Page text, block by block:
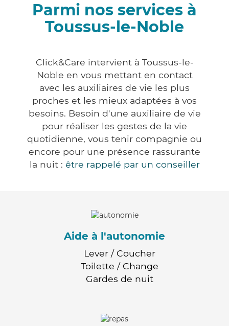
Parmi nos services à
Toussus-le-Noble
Click&Care intervient à Toussus-le-
Noble en vous mettant en contact
avec les auxiliaires de vie les plus
proches et les mieux adaptées à vos
besoins. Besoin d'une auxiliaire de vie
pour réaliser les gestes de la vie
quotidienne, vous tenir compagnie ou
encore pour une présence rassurante
la nuit : être rappelé par un conseiller
Aide à l'autonomie
Lever / Coucher
Toilette / Change
Gardes de nuit